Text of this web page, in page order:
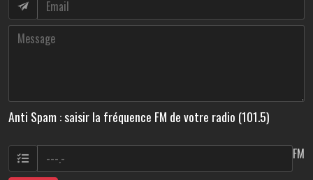
Anti Spam : saisir la fréquence FM de votre radio (101.5)
FM